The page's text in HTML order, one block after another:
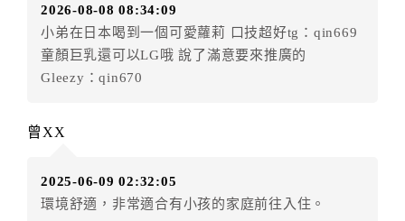
寬心小站民宿（以下簡稱乙方）
茲為訂房事宜，雙方同意本契約條款如下：
第一條（訂房方式）
甲方以網際網路、電話、傳真或其他方式直接或間
即時通知甲方。
型、數量、訂房者（或住房者）及連絡方式。
2026-08-08 08:34:09
小弟在日本喝到一個可愛蘿莉 口技超好tg：qin669
童顏巨乳還可以LG哦 說了滿意要來推廣的
Gleezy：qin670
曾XX
2025-06-09 02:32:05
環境舒適，非常適合有小孩的家庭前往入住。